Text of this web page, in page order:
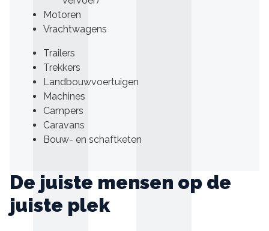
Motoren
Vrachtwagens
Trailers
Trekkers
Landbouwvoertuigen
Machines
Campers
Caravans
Bouw- en schaftketen
De juiste mensen op de
juiste plek